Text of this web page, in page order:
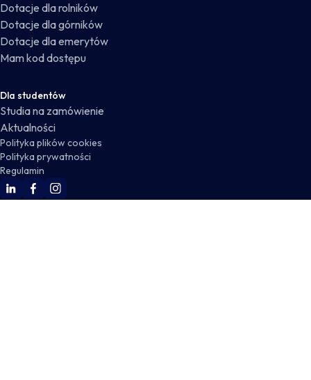
Dotacje dla rolników
Dotacje dla górników
Dotacje dla emerytów
Mam kod dostępu
Dla studentów
Studia na zamówienie
Aktualności
Polityka plików cookies
Polityka prywatności
Regulamin
WSKZ Linkedin
WSKZ Facebook
WSKZ Instagram